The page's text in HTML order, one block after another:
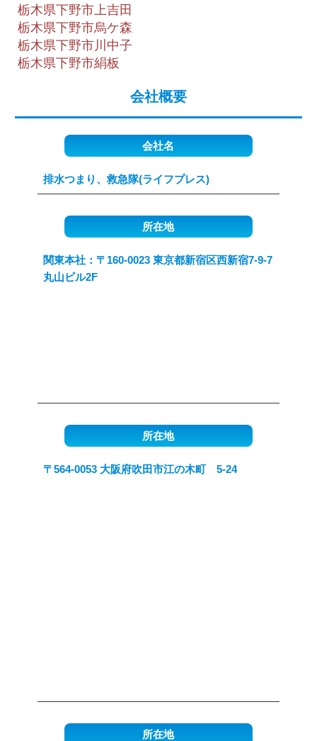
栃木県下野市上吉田
栃木県下野市烏ケ森
栃木県下野市川中子
栃木県下野市絹板
会社概要
会社名
排水つまり、救急隊(ライフプレス)
所在地
関東本社：〒160-0023 東京都新宿区西新宿7-9-7
丸山ビル2F
所在地
〒564-0053 大阪府吹田市江の木町 5-24
所在地